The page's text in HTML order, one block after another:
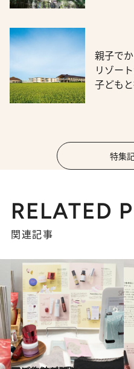
親子で
リゾー
子ども
特集
RELATED
関連記事